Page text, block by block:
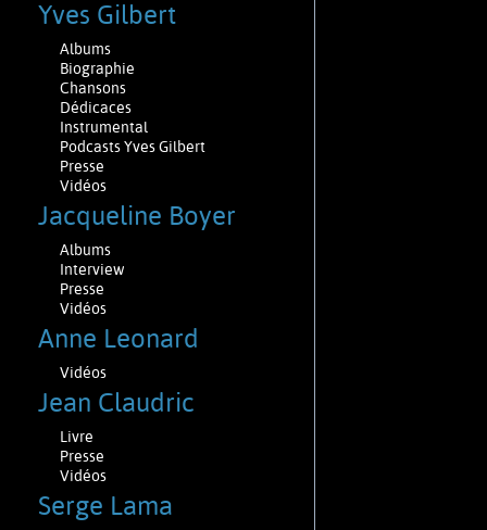
Yves Gilbert
Albums
Biographie
Chansons
Dédicaces
Instrumental
Podcasts Yves Gilbert
Presse
Vidéos
Jacqueline Boyer
Albums
Interview
Presse
Vidéos
Anne Leonard
Vidéos
Jean Claudric
Livre
Presse
Vidéos
Serge Lama